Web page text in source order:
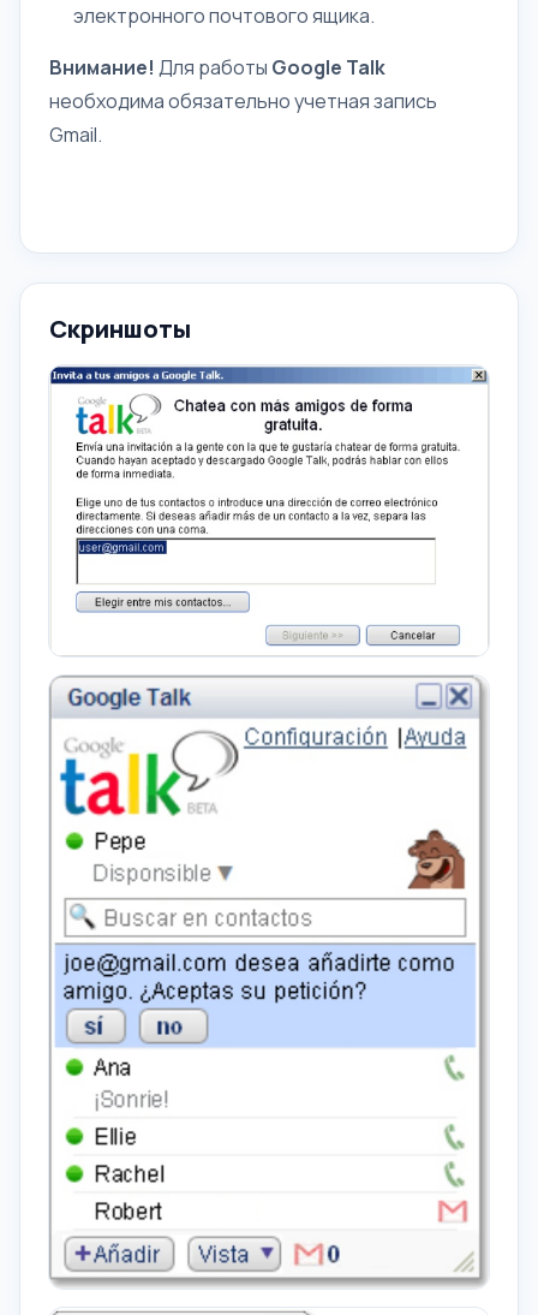
электронного почтового ящика.
Внимание! Для работы Google Talk
необходима обязательно учетная запись
Gmail.
Скриншоты